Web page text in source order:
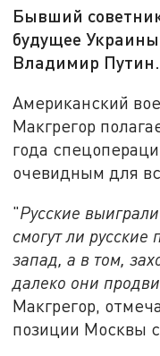
Бывший
будущее
Владимир Путин.
Американский
Макгрегор
года
очевидным для
"Русские
смогут ли
запад, а в том,
далеко они
Макгрегор,
позиции Москвы